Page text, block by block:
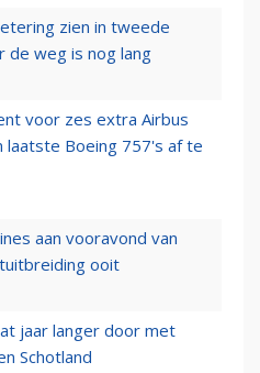
zien in tweede
de weg is nog lang
voor zes extra Airbus
laatste Boeing 757's af te
aan vooravond van
ooit
jaar langer door met
Schotland